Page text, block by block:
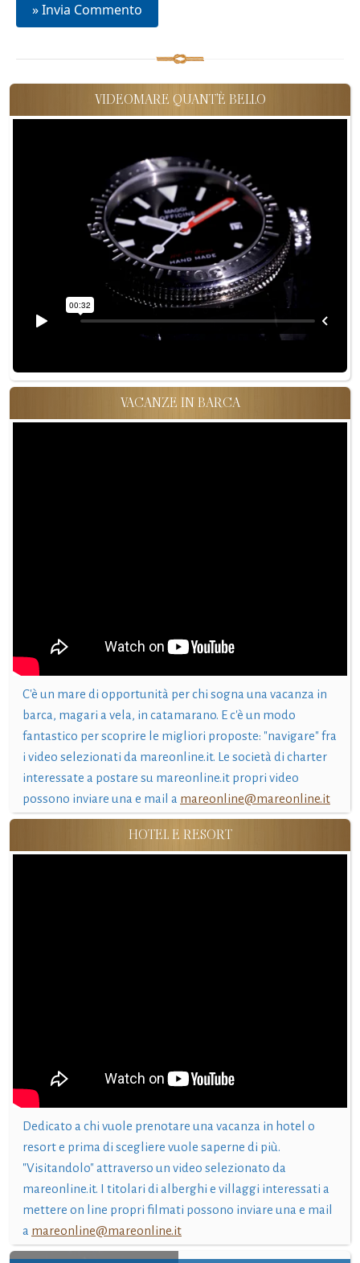
VIDEOMARE QUANT'È BELLO
VACANZE IN BARCA
C'è un mare di opportunità per chi sogna una vacanza in
barca, magari a vela, in catamarano. E c'è un modo
fantastico per scoprire le migliori proposte: "navigare" fra
i video selezionati da mareonline.it. Le società di charter
interessate a postare su mareonline.it propri video
possono inviare una e mail a mareonline@mareonline.it
HOTEL E RESORT
Dedicato a chi vuole prenotare una vacanza in hotel o
resort e prima di scegliere vuole saperne di più.
"Visitandolo" attraverso un video selezionato da
mareonline.it. I titolari di alberghi e villaggi interessati a
mettere on line propri filmati possono inviare una e mail
a mareonline@mareonline.it